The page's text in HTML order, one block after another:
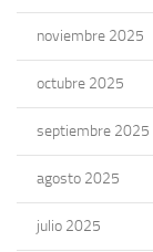
noviembre 2025
octubre 2025
septiembre 2025
agosto 2025
julio 2025